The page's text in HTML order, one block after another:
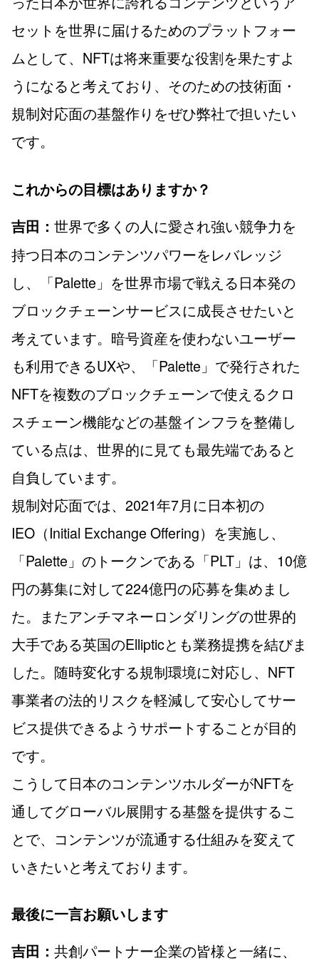
セットを世界に届けるためのプラットフォー
ムとして、NFTは将来重要な役割を果たすよ
うになると考えており、そのための技術面・
規制対応面の基盤作りをぜひ弊社で担いたい
です。
これからの目標はありますか？
吉田： 世界で多くの人に愛され強い競争力を
持つ日本のコンテンツパワーをレバレッジ
し、「Palette」を世界市場で戦える日本発の
ブロックチェーンサービスに成長させたいと
考えています。暗号資産を使わないユーザー
も利用できるUXや、「Palette」で発行された
NFTを複数のブロックチェーンで使えるクロ
スチェーン機能などの基盤インフラを整備し
ている点は、世界的に見ても最先端であると
自負しています。
規制対応面では、2021年7月に日本初の
IEO（Initial Exchange Offering）を実施し、
「Palette」のトークンである「PLT」は、10億
円の募集に対して224億円の応募を集めまし
た。またアンチマネーロンダリングの世界的
大手である英国のEllipticとも業務提携を結びま
した。随時変化する規制環境に対応し、NFT
事業者の法的リスクを軽減して安心してサー
ビス提供できるようサポートすることが目的
です。
こうして日本のコンテンツホルダーがNFTを
通してグローバル展開する基盤を提供するこ
とで、コンテンツが流通する仕組みを変えて
いきたいと考えております。
最後に一言お願いします
吉田： 共創パートナー企業の皆様と一緒に、